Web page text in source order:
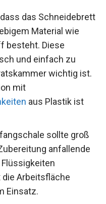
das Schneidebrett
Material wie
besteht. Diese
und einfach zu
wichtig ist.
mit
aus Plastik ist
sollte groß
anfallende
Arbeitsfläche
Einsatz.